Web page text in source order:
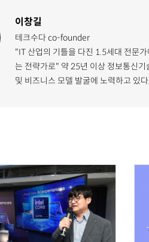
이창길
테크수다 co-founder
"IT 산업의 기틀을 다진 1.5세대 전문
는 전략가로" 약 25년 이상 정보통신기
및 비즈니스 모델 발굴에 노력하고 있다.